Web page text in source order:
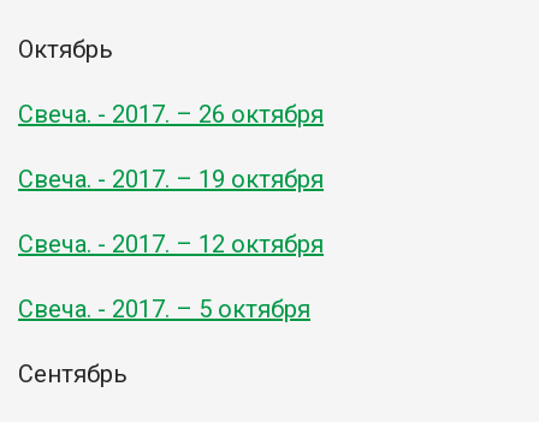
Октябрь
Свеча. - 2017. – 26 октября
Свеча. - 2017. – 19 октября
Свеча. - 2017. – 12 октября
Свеча. - 2017. – 5 октября
Сентябрь